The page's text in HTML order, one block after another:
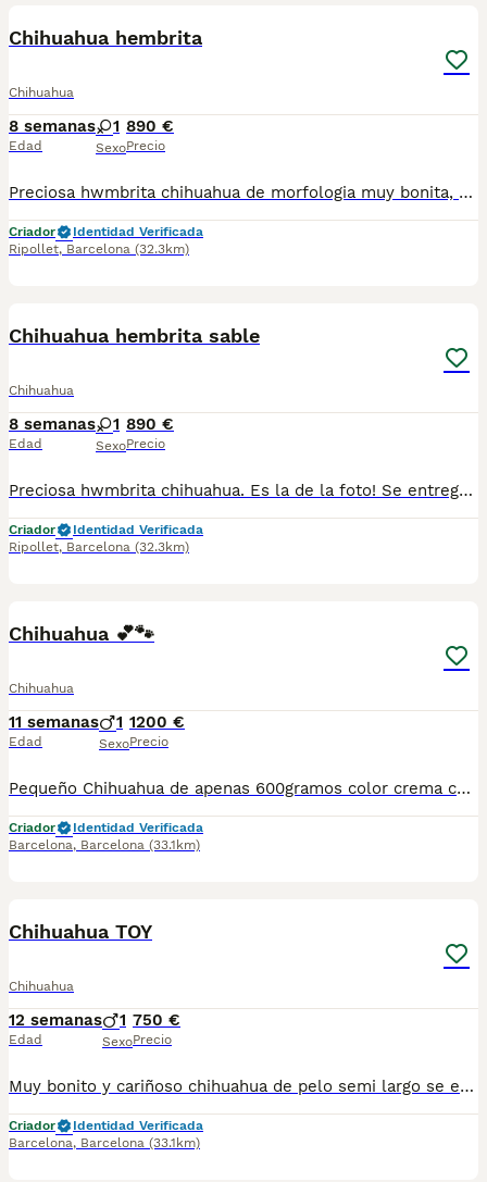
Chihuahua hembrita
Chihuahua
8 semanas
Edad
1
Sexo
890 €
Precio
Preciosa hwmbrita chihuahua de morfologia muy bonita, se entrega con toda documentacion al dia , vacunas y chip . Es la de las fotos. Atiendo WhatsApp 630714585 y llamadas
Criador
Identidad Verificada
Ripollet, Barcelona (32.3km)
Chihuahua hembrita sable
Chihuahua
8 semanas
Edad
1
Sexo
890 €
Precio
Preciosa hwmbrita chihuahua. Es la de la foto! Se entregara con vacunas y chip. Para mas información atiendo WhatsApp y telef 630714585
Criador
Identidad Verificada
Ripollet, Barcelona (32.3km)
Chihuahua 💕🐾
Chihuahua
11 semanas
Edad
1
Sexo
1200 €
Precio
Pequeño Chihuahua de apenas 600gramos color crema con ojos verdes un pequeño y precioso ejemplar listo para ir a su nuevo hogar.Se entrega con su cartilla de vacunacion y desparacion correspondiente a su edad. Todos nuestros cachorros estan criados en ambiente familiar con mucho amor y mucha dedicación.
Criador
Identidad Verificada
Barcelona, Barcelona (33.1km)
Chihuahua TOY
Chihuahua
12 semanas
Edad
1
Sexo
750 €
Precio
Muy bonito y cariñoso chihuahua de pelo semi largo se entrega vacunados desparasitados y cartilla sanitaria precio real escríbenos al WhatsApp 617885222
Criador
Identidad Verificada
Barcelona, Barcelona (33.1km)